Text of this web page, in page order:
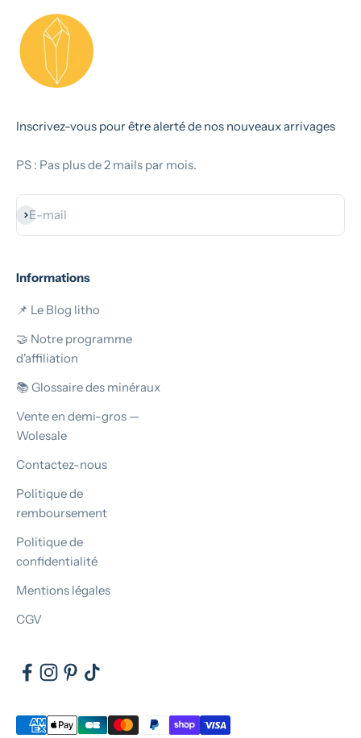
Inscrivez-vous pour être alerté de nos nouveaux arrivages
PS : Pas plus de 2 mails par mois.
E-mail
S'inscrire
Informations
📌 Le Blog litho
🤝 Notre programme
d'affiliation
📚 Glossaire des minéraux
Vente en demi-gros —
Wolesale
Contactez-nous
Politique de
remboursement
Politique de
confidentialité
Mentions légales
CGV